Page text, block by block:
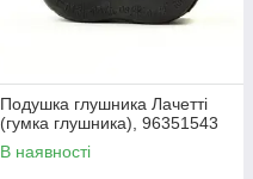
Подушка глушника Лачетті
(гумка глушника), 96351543
В наявності